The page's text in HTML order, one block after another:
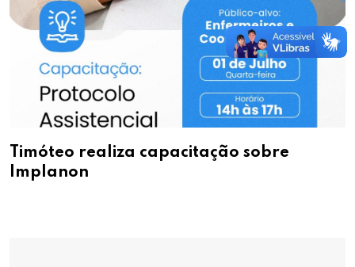
Timóteo realiza capacitação sobre
Implanon